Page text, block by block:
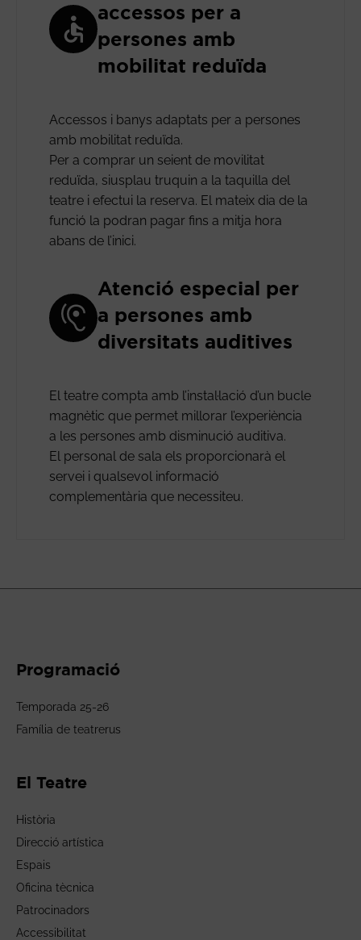
accessos per a
persones amb
mobilitat reduïda
Accessos i banys adaptats per a persones
amb mobilitat reduïda.
Per a comprar un seient de movilitat
reduïda, siusplau truquin a la taquilla del
teatre i efectui la reserva. El mateix dia de la
funció la podran pagar fins a mitja hora
abans de l’inici.
Atenció especial per
a persones amb
diversitats auditives
El teatre compta amb l’instal·lació d’un bucle
magnètic que permet millorar l’experiència
a les persones amb disminució auditiva.
El personal de sala els proporcionarà el
servei i qualsevol informació
complementària que necessiteu.
Programació
Temporada 25-26
Família de teatrerus
El Teatre
Història
Direcció artística
Espais
Oficina tècnica
Patrocinadors
Accessibilitat